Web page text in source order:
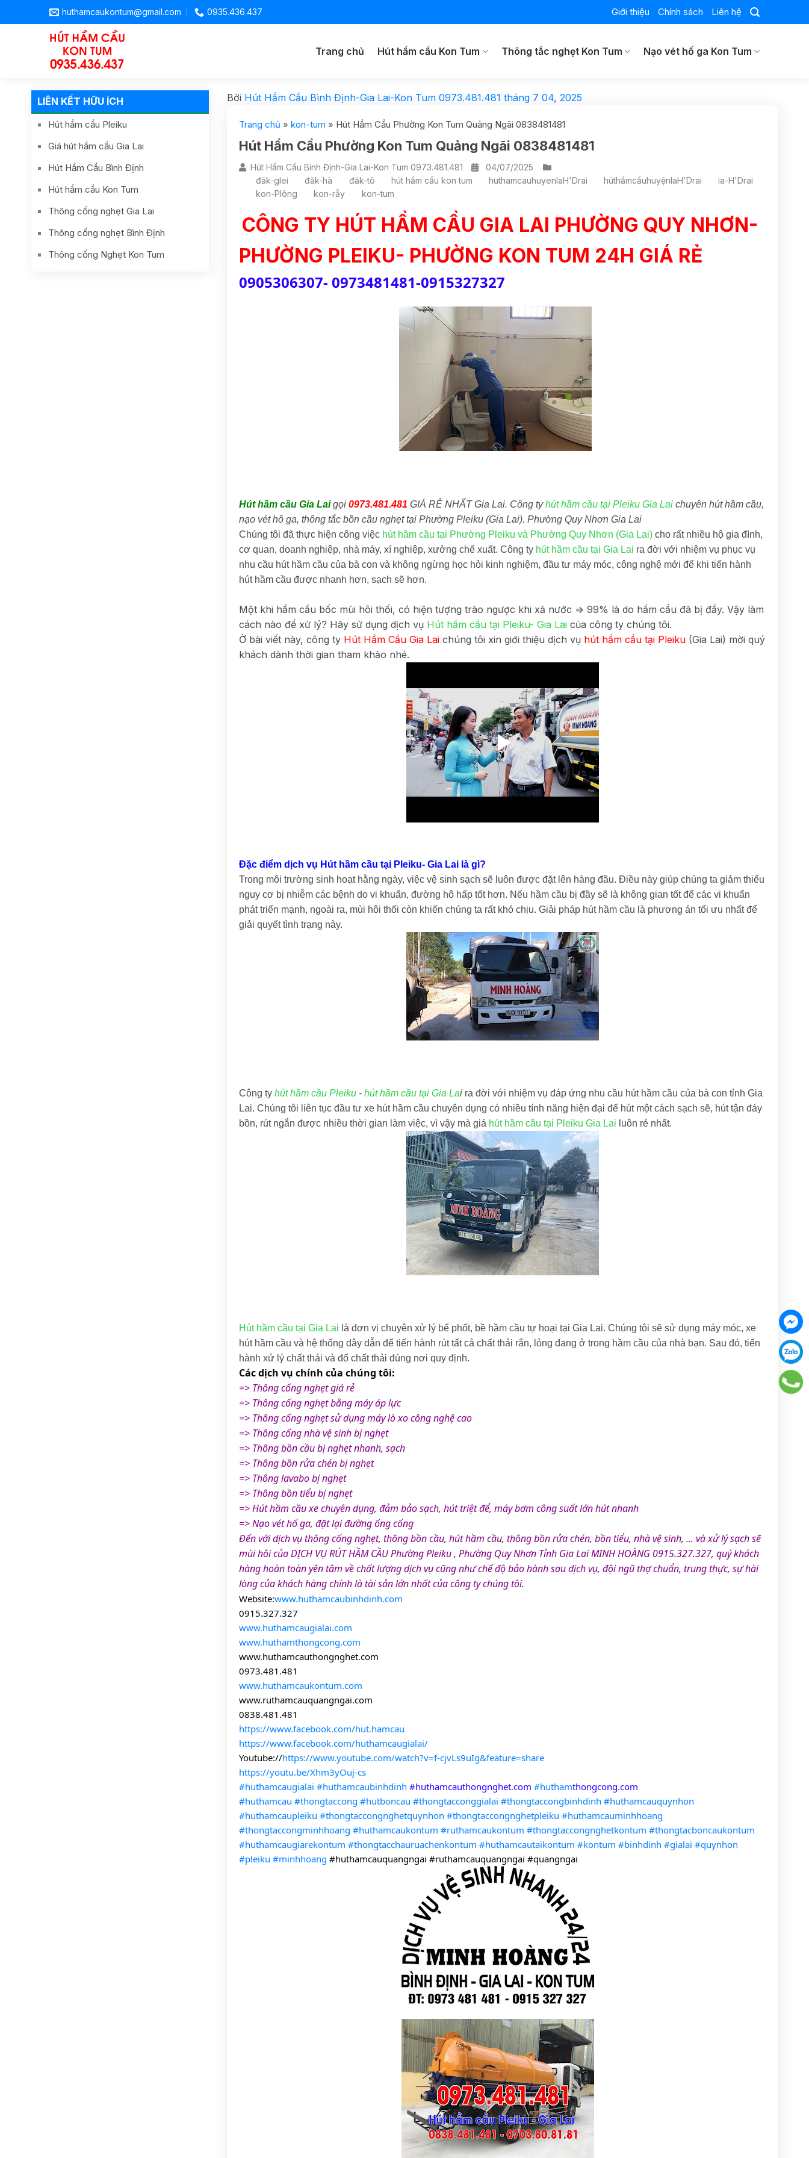
huthamcaukontum@gmail.com 0935.436.437 Giới thiệu Chính sách Liên hệ
Trang chủ Hút hầm cầu Kon Tum Thông tắc nghẹt Kon Tum Nạo vét hố ga Kon Tum
LIÊN KẾT HỮU ÍCH
Hút hầm cầu Pleiku
Giá hút hầm cầu Gia Lai
Hút Hầm Cầu Bình Định
Hút hầm cầu Kon Tum
Thông cống nghẹt Gia Lai
Thông cống nghẹt Bình Định
Thông cống Nghẹt Kon Tum
Bởi Hút Hầm Cầu Bình Định-Gia Lai-Kon Tum 0973.481.481 tháng 7 04, 2025
Trang chủ » kon-tum » Hút Hầm Cầu Phường Kon Tum Quảng Ngãi 0838481481
Hút Hầm Cầu Phường Kon Tum Quảng Ngãi 0838481481
Hút Hầm Cầu Bình Định-Gia Lai-Kon Tum 0973.481.481
04/07/2025
đăk-glei
đăk-hà đăk-tô hút hầm cầu kon tum huthamcauhuyenIaH'Drai húthầmcầuhuyệnIaH'Drai
ia-H'Drai
kon-Plông
kon-rẫy kon-tum
CÔNG TY HÚT HẦM CẦU GIA LAI PHƯỜNG QUY NHƠN-
PHƯỜNG PLEIKU- PHƯỜNG KON TUM 24H GIÁ RẺ
0905306307- 0973481481-0915327327
Hút hầm cầu Gia Lai gọi 0973.481.481 GIÁ RẺ NHẤT Gia Lai. Công tyhút hầm cầu tại Pleiku Gia Lai chuyên hút hầm cầu,
nạo vét hô ga, thông tắc bồn cầu nghẹt tại Phường Pleiku (Gia Lai). Phường Quy Nhơn Gia Lai
Chúng tôi đã thực hiện công việc hút hầm cầu tại Phường Pleiku và Phường Quy Nhơn (Gia Lai) cho rất nhiều hộ gia đình,
cơ quan, doanh nghiệp, nhà máy, xí nghiệp, xưởng chế xuất. Công ty hút hầm cầu tại Gia Lai ra đời với nhiệm vụ phục vụ
nhu cầu hút hầm cầu của bà con và không ngừng học hỏi kinh nghiệm, đầu tư máy móc, công nghệ mới để khi tiến hành
hút hầm cầu được nhanh hơn, sạch sẽ hơn.
Một khi hầm cầu bốc mùi hôi thối, có hiện tượng trào ngược khi xả nước => 99% là do hầm cầu đã bị đầy. Vậy làm
cách nào để xử lý? Hãy sử dụng dịch vụ Hút hầm cầu tại Pleiku- Gia Lai của công ty chúng tôi.
Ở bài viết này, công ty Hút Hầm Cầu Gia Lai chúng tôi xin giới thiệu dịch vụ hút hầm cầu tại Pleiku (Gia Lai) mời quý
khách dành thời gian tham khảo nhé.
Đặc điểm dịch vụ Hút hầm cầu tại Pleiku- Gia Lai là gì?
Trong môi trường sinh hoạt hằng ngày, việc vệ sinh sạch sẽ luôn được đặt lên hàng đầu. Điều này giúp chúng ta giảm thiểu
nguy cơ bị nhiễm các bệnh do vi khuẩn, đường hô hấp tốt hơn. Nếu hầm cầu bị đầy sẽ là không gian tốt để các vi khuẩn
phát triển mạnh, ngoài ra, mùi hôi thối còn khiến chúng ta rất khó chịu. Giải pháp hút hầm cầu là phương án tối ưu nhất để
giải quyết tình trạng này.
Công ty hút hầm cầu Pleiku - hút hầm cầu tại Gia Lai ra đời với nhiệm vụ đáp ứng nhu cầu hút hầm cầu của bà con tỉnh Gia
Lai. Chúng tôi liên tục đầu tư xe hút hầm cầu chuyên dụng có nhiều tính năng hiện đại để hút một cách sạch sẽ, hút tận đáy
bồn, rút ngắn được nhiều thời gian làm việc, vì vậy mà giá hút hầm cầu tại Pleiku Gia Lai luôn rẻ nhất.
Hút hầm cầu tại Gia Lai là đơn vị chuyên xử lý bể phốt, bề hầm cầu tự hoại tại Gia Lai. Chúng tôi sẽ sử dụng máy móc, xe
hút hầm cầu và hệ thống dây dẫn để tiến hành rút tất cả chất thải rắn, lỏng đang ở trong hầm cầu của nhà bạn. Sau đó, tiến
hành xử lý chất thải và đổ chất thải đúng nơi quy định.
Các dịch vụ chính của chúng tôi:
=> Thông cống nghẹt giá rẻ
=> Thông cống nghẹt bằng máy áp lực
=> Thông cống nghẹt sử dụng máy lò xo công nghệ cao
=> Thông cống nhà vệ sinh bị nghẹt
=> Thông bồn cầu bị nghẹt nhanh, sạch
=> Thông bồn rửa chén bị nghẹt
=> Thông lavabo bị nghẹt
=> Thông bồn tiểu bị nghẹt
=> Hút hầm cầu xe chuyên dụng, đảm bảo sạch, hút triệt để, máy bơm công suất lớn hút nhanh
=> Nạo vét hố ga, đặt lại đường ống cống
Đến với dịch vụ thông cống nghẹt, thông bồn cầu, hút hầm cầu, thông bồn rửa chén, bồn tiểu, nhà vệ sinh, ... và xử lý sạch sẽ
mùi hôi của DỊCH VỤ RÚT HẦM CẦU Phường Pleiku , Phường Quy Nhơn Tỉnh Gia Lai MINH HOÀNG 0915.327.327, quý khách
hàng hoàn toàn yên tâm về chất lượng dịch vụ cũng như chế độ bảo hành sau dịch vụ, đội ngũ thợ chuẩn, trung thực, sự hài
lòng của khách hàng chính là tài sản lớn nhất của công ty chúng tôi.
Website:www.huthamcaubinhdinh.com
0915.327.327
www.huthamcaugialai.com
www.huthamthongcong.com
www.huthamcauthongnghet.com
0973.481.481
www.huthamcaukontum.com
www.ruthamcauquangngai.com
0838.481.481
https://www.facebook.com/hut.hamcau
https://www.facebook.com/huthamcaugialai/
Youtube://https://www.youtube.com/watch?v=f-cjvLs9uIg&feature=share
https://youtu.be/Xhm3yOuj-cs
#huthamcaugialai #huthamcaubinhdinh #huthamcauthongnghet.com #huthamthongcong.com
#huthamcau #thongtaccong #hutboncau #thongtacconggialai #thongtaccongbinhdinh #huthamcauquynhon
#huthamcaupleiku #thongtaccongnghetquynhon #thongtaccongnghetpleiku #huthamcauminhhoang
#thongtaccongminhhoang #huthamcaukontum #ruthamcaukontum #thongtaccongnghetkontum #thongtacboncaukontum
#huthamcaugiarekontum #thongtacchauruachenkontum #huthamcautaikontum #kontum #binhdinh #gialai #quynhon
#pleiku #minhhoang #huthamcauquangngai #ruthamcauquangngai #quangngai